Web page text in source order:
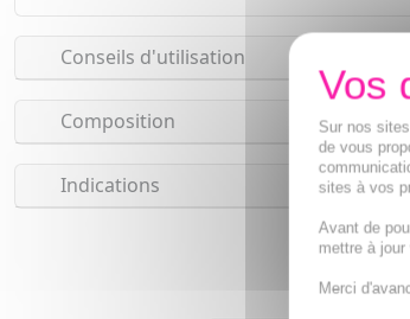
Conseils d'utilisation
Composition
Indications
Sur nos
de vous
sites à vos
Avant de
mettre à
Merci